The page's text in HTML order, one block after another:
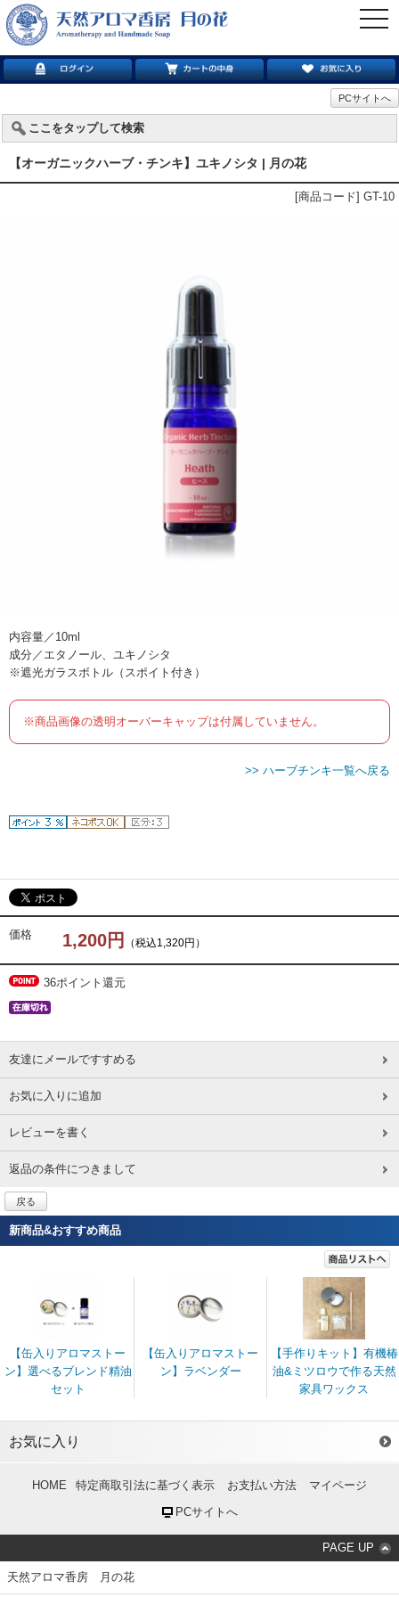
PCサイトへ
ここをタップして検索
【オーガニックハーブ・チンキ】ユキノシタ | 月の花
[商品コード] GT-10
内容量／10ml
成分／エタノール、ユキノシタ
※遮光ガラスボトル（スポイト付き）
※商品画像の透明オーバーキャップは付属していません。
>> ハーブチンキ一覧へ戻る
価格 1,200円 （税込1,320円）
36ポイント還元
友達にメールですすめる
お気に入りに追加
レビューを書く
返品の条件につきまして
戻る
新商品&おすすめ商品
【缶入りアロマストー
ン】選べるブレンド精油
セット
【缶入りアロマストー
ン】ラベンダー
【手作りキット】有機椿
油&ミツロウで作る天然
家具ワックス
お気に入り
HOME 特定商取引法に基づく表示 お支払い方法
マイページ
PCサイトへ
PAGE UP
天然アロマ香房 月の花